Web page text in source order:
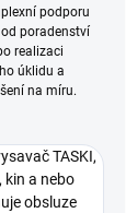
podporu
poradenství
realizaci
úklidu a
na míru.
TASKI,
kin a nebo
obsluze